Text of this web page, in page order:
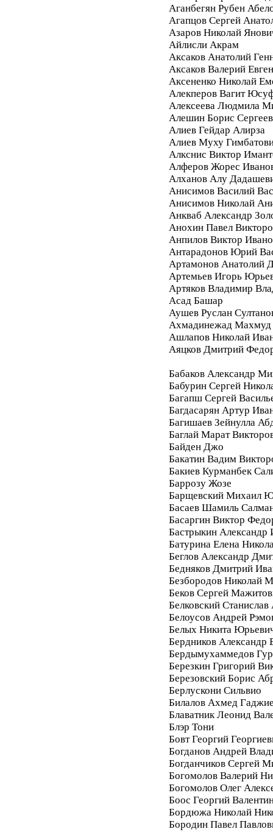
Аганбегян Рубен
Агапцов Сергей
Азаров Николай
Айлисли Акрам
Аксаков Анатолий
Аксаков Валерий
Аксененко Николай
Алекперов Вагит
Алексеева Людмила
Алешин Борис
Алиев Гейдар Алирза
Алиев Муху
Алкснис Виктор
Алферов Жорес
Алханов Алу
Анисимов Василий
Анисимов Николай
Анкваб Александр
Анохин Павел
Анпилов Виктор
Антарадонов Юрий
Артамонов Анатолий
Артемьев Игорь
Артяков Владимир
Асад Башар
Аушев Руслан
Ахмадинежад Махмуд
Ашлапов Николай
Аяцков Дмитрий
Бабаков Александр
Бабурин Сергей
Багапш Сергей
Багдасарян Артур
Багишаев Зейнулла
Баглай Марат
Байден Джо
Бакатин Вадим
Бакиев Курманбек
Баррозу Жозе
Барщевский Михаил
Басаев Шамиль
Басаргин Виктор
Бастрыкин Александр
Батурина Елена
Беглов Александр
Бедняков Дмитрий
Безбородов Николай
Беков Сергей
Белковский
Белоусов Андрей
Белых Никита
Бердников Александр
Бердымухаммедов
Березкин Григорий
Березовский Борис
Берлускони Сильвио
Билалов Ахмед
Блаватник Леонид
Блэр Тони
Бовт Георгий
Богданов Андрей
Богданчиков Сергей
Богомолов Валерий
Богомолов Олег
Боос Георгий
Бордюжа Николай
Бородин Павел